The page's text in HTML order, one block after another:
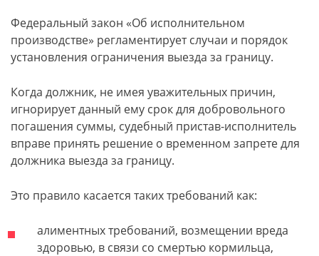
Федеральный закон «Об исполнительном
производстве» регламентирует случаи и порядок
установления ограничения выезда за границу.
Когда должник, не имея уважительных причин,
игнорирует данный ему срок для добровольного
погашения суммы, судебный пристав-исполнитель
вправе принять решение о временном запрете для
должника выезда за границу.
Это правило касается таких требований как:
алиментных требований, возмещении вреда
здоровью, в связи со смертью кормильца,